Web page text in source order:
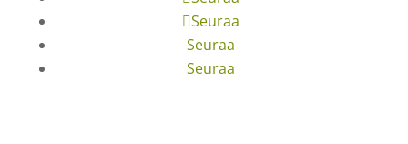
Seuraa
Seuraa
Seuraa